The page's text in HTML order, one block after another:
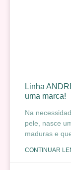
Linha
uma marca!
Na
pele, nasce
maduras e
CONTINUAR